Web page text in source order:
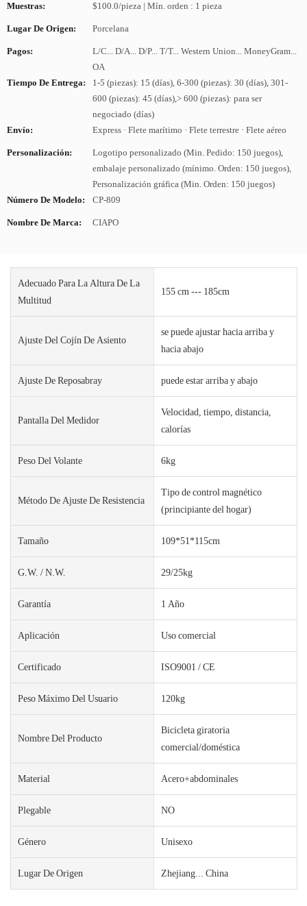
Muestras: $100.0/pieza | Mín. orden : 1 pieza
Lugar De Origen: Porcelana
Pagos:
L/C... D/A... D/P... T/T... Western Union... MoneyGram...
OA
Tiempo De Entrega:
1-5 (piezas): 15 (días), 6-300 (piezas): 30 (días), 301-
600 (piezas): 45 (días),> 600 (piezas): para ser
negociado (días)
Envío:
Express · Flete marítimo · Flete terrestre · Flete aéreo
Personalización:
Logotipo personalizado (Min. Pedido: 150 juegos),
embalaje personalizado (mínimo. Orden: 150 juegos),
Personalización gráfica (Min. Orden: 150 juegos)
Número De Modelo:
CP-809
Nombre De Marca: CIAPO
Adecuado Para La Altura De La
Multitud
155 cm --- 185cm
Ajuste Del Cojín De Asiento
se puede ajustar hacia arriba y
hacia abajo
Ajuste De Reposabray puede estar arriba y abajo
Pantalla Del Medidor
Velocidad, tiempo, distancia,
calorías
Peso Del Volante 6kg
Método De Ajuste De Resistencia
Tipo de control magnético
(principiante del hogar)
Tamaño 109*51*115cm
G.W. / N.W. 29/25kg
Garantía 1 Año
Aplicación Uso comercial
Certificado ISO9001 / CE
Peso Máximo Del Usuario 120kg
Nombre Del Producto
Bicicleta giratoria
comercial/doméstica
Material Acero+abdominales
Plegable NO
Género Unisexo
Lugar De Origen Zhejiang... China